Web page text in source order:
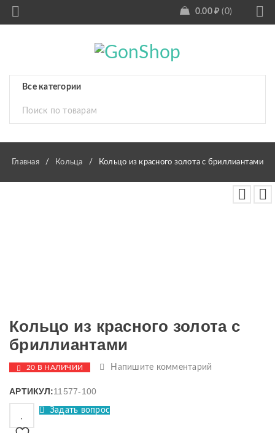
0.00 ₽ 0
Главная / Кольца / Кольцо из красного золота с бриллиантами
Кольцо из красного золота с
бриллиантами
20 В НАЛИЧИИ Напишите комментарий
АРТИКУЛ:11577-100
Задать вопрос